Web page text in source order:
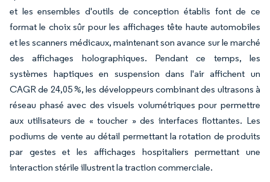
et les ensembles d'outils de conception établis font de ce
format le choix sûr pour les affichages tête haute automobiles
et les scanners médicaux, maintenant son avance sur le marché
des affichages holographiques. Pendant ce temps, les
systèmes haptiques en suspension dans l'air affichent un
CAGR de 24,05 %, les développeurs combinant des ultrasons à
réseau phasé avec des visuels volumétriques pour permettre
aux utilisateurs de « toucher » des interfaces flottantes. Les
podiums de vente au détail permettant la rotation de produits
par gestes et les affichages hospitaliers permettant une
interaction stérile illustrent la traction commerciale.